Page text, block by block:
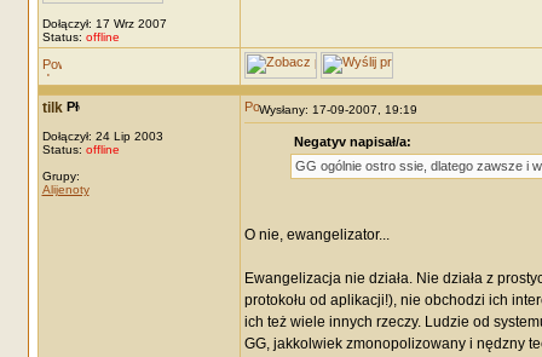
Dołączył: 17 Wrz 2007
Status: offline
tilk
Dołączył: 24 Lip 2003
Status: offline
Grupy:
Alijenoty
Wysłany: 17-09-2007, 19:19
Negatyv napisał/a:
GG ogólnie ostro ssie, dlatego zawsze i
O nie, ewangelizator...
Ewangelizacja nie działa. Nie działa z
protokołu od aplikacji!), nie obchodzi ich
ich też wiele innych rzeczy. Ludzie od
GG, jakkolwiek zmonopolizowany i nędzny